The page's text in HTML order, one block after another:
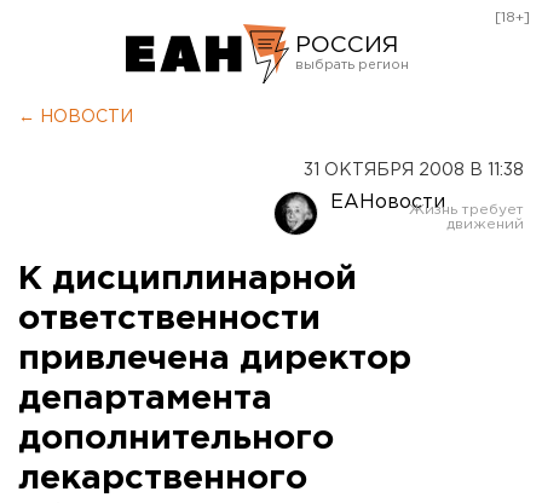
РОССИЯ
Оренбург
[18+]
← НОВОСТИ
31 ОКТЯБРЯ 2008 В 11:38
ЕАНовости
К дисциплинарной
ответственности
привлечена директор
департамента
дополнительного
лекарственного